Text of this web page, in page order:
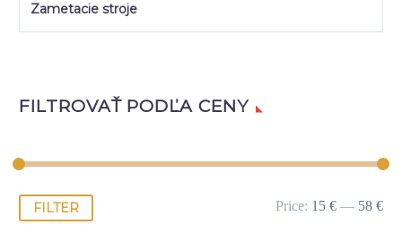
Zametacie stroje
FILTROVAŤ PODĽA CENY
FILTER Price: 15 € — 58 €